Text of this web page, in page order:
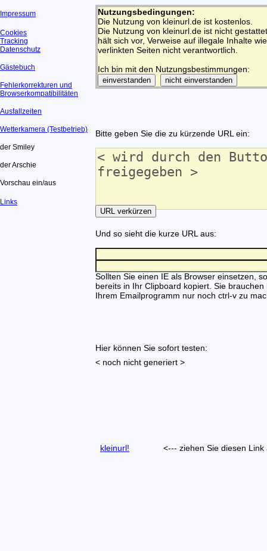
Nutzungsbedingungen:
Die Nutzung von kleinurl.de ist kostenlos.
Die Nutzung von kleinurl.de ist nicht
hält sich vor, Verweise auf illegale Inhalte
verlinkten Seiten nicht verantwortlich.
Ich bin mit den Nutzungsbestimmungen:
Bitte geben Sie die zu kürzende URL ein:
Und so sieht die kurze URL aus:
Sollten Sie einen IE als Browser einsetzen,
bereits in Ihr Clipboard kopiert. Sie brauchen
Ihrem Emailprogramm nur noch ctrl-v zu
Hier können Sie sofort testen:
< noch nicht generiert >
kleinurl! <--- ziehen Sie diesen
Impressum
Cookies
Tracking
Datenschutz
Gästebuch
Fehlerkorrekturen und
Browserkompatibilitäten
Ausfallzeiten
Wetterkamera (Testbetrieb)
der Smiley
der Arschie
Vorschau ein/aus
Links